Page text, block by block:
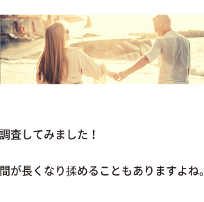
査してみました！
長くなり揉めることもありますよね。